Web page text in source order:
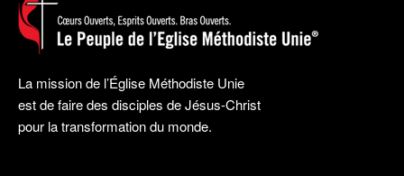
La mission de l’Église Méthodiste Unie
est de faire des disciples de Jésus-Christ
pour la transformation du monde.